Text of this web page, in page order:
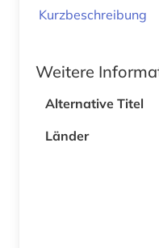
Kurzbeschreibung
Weitere
Alternative Titel
Länder